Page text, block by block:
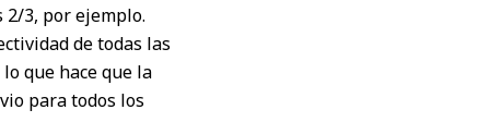
2/3, por ejemplo.
de todas las
que hace que la
para todos los